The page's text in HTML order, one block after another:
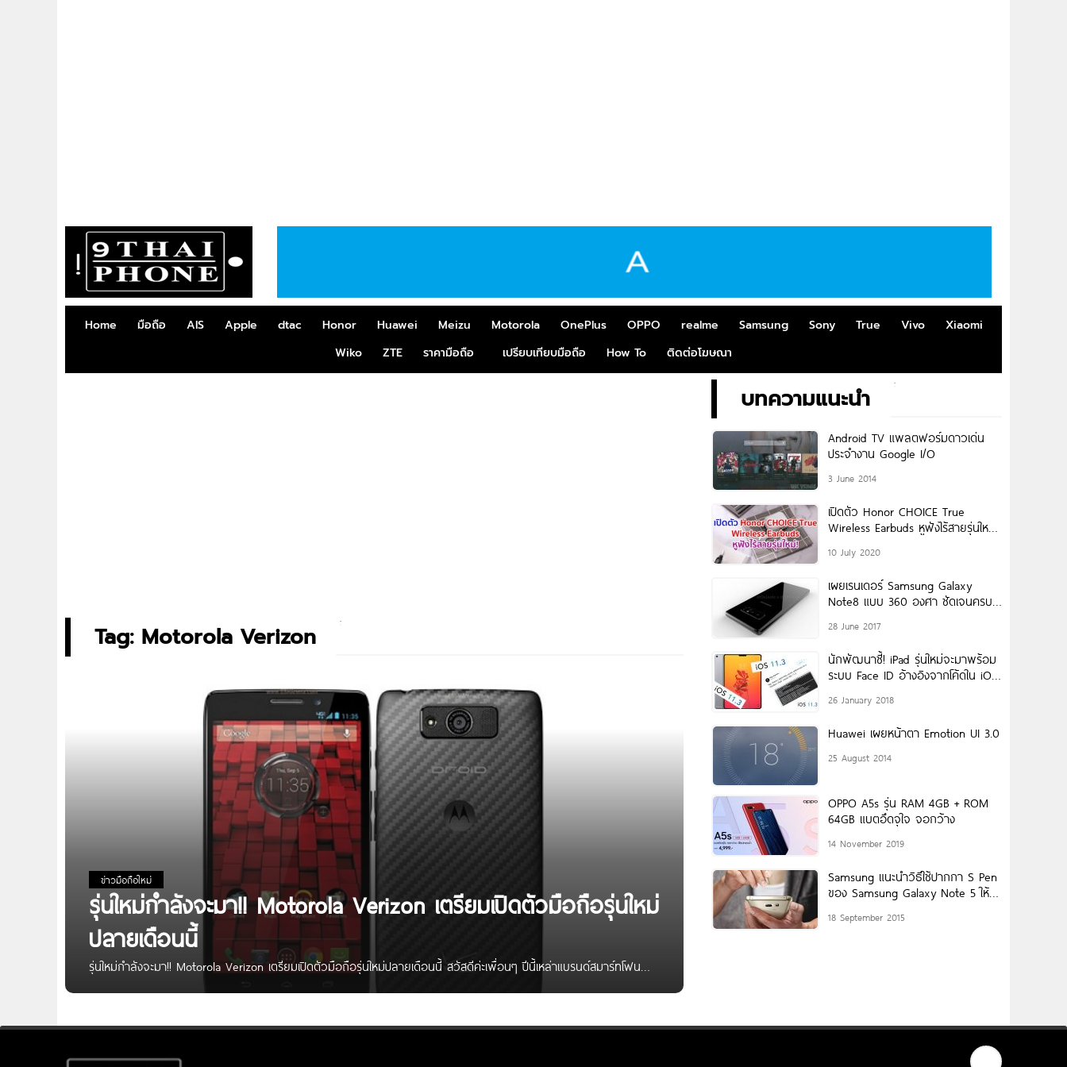
Home มือถือ AIS Apple dtac Honor Huawei Meizu Motorola OnePlus OPPO realme Samsung Sony True Vivo
Xiaomi
Wiko
ZTE ราคามือถือ เปรียบเทียบมือถือ How To ติดต่อโฆษณา
Tag: Motorola Verizon
ข่าวมือถือใหม่
รุ่นใหม่กำลังจะมา!! Motorola Verizon เตรียมเปิดตัวมือถือรุ่นใหม่
ปลายเดือนนี้
รุ่นใหม่กำลังจะมา!! Motorola Verizon เตรียมเปิดตัวมือถือรุ่นใหม่ปลายเดือนนี้ สวัสดีค่ะเพื่อนๆ ปีนี้เหล่าแบรนด์สมาร์ทโฟน
Expect From A Phone Will Change.” หรือ “ทุกสิ่งทุกอย่างที่เราคาดหวังจากโทรศัพท์จะเปลี่ยนไป” ก็คาดการณ์กันไปว่าจะ
เป็นรุ่น Droid ตามคำเชิญที่ส่งมา อย่างไรก็ตามนั้น
บทความแนะนำ
Android TV แพลตฟอร์มดาวเด่น
ประจำงาน Google I/O
3 June 2014
เปิดตัว Honor CHOICE True
Wireless Earbuds หูฟังไร้สายรุ่นใหม่!
10 July 2020
เผยเรนเดอร์ Samsung Galaxy
Note8 แบบ 360 องศา ชัดเจนครบ
28 June 2017
นักพัฒนาชี้! iPad รุ่นใหม่จะมาพร้อม
ระบบ Face ID อ้างอิงจากโค้ดใน iOS
26 January 2018
Huawei เผยหน้าตา Emotion UI 3.0
25 August 2014
OPPO A5s รุ่น RAM 4GB + ROM
64GB แบตอึดจุใจ จอกว้าง
14 November 2019
Samsung แนะนำวิธีใช้ปากกา S Pen
ของ Samsung Galaxy Note 5 ให้
18 September 2015